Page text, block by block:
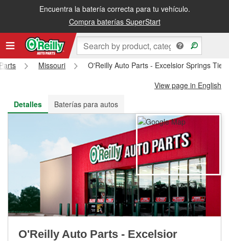
Encuentra la batería correcta para tu vehículo.
Compra baterías SuperStart
Recibe tu orden gratis al día siguiente o recógela en la tienda
Missouri
O'Reilly Auto Parts - Excelsior Springs
View page in English
Detalles
Baterías para autos
O'Reilly Auto Parts - Excelsior